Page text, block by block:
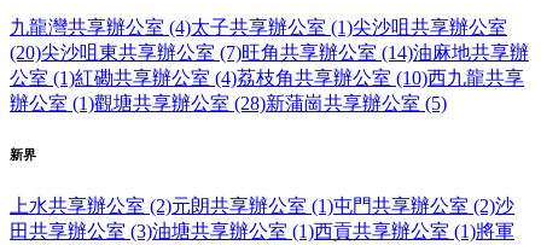
九龍灣共享辦公室 (4)太子共享辦公室 (1)尖沙咀共享辦公室
(20)尖沙咀東共享辦公室 (7)旺角共享辦公室 (14)油麻地共享辦
公室 (1)紅磡共享辦公室 (4)荔枝角共享辦公室 (10)西九龍共享
辦公室 (1)觀塘共享辦公室 (28)新蒲崗共享辦公室 (5)
新界
上水共享辦公室 (2)元朗共享辦公室 (1)屯門共享辦公室 (2)沙
田共享辦公室 (3)油塘共享辦公室 (1)西貢共享辦公室 (1)將軍